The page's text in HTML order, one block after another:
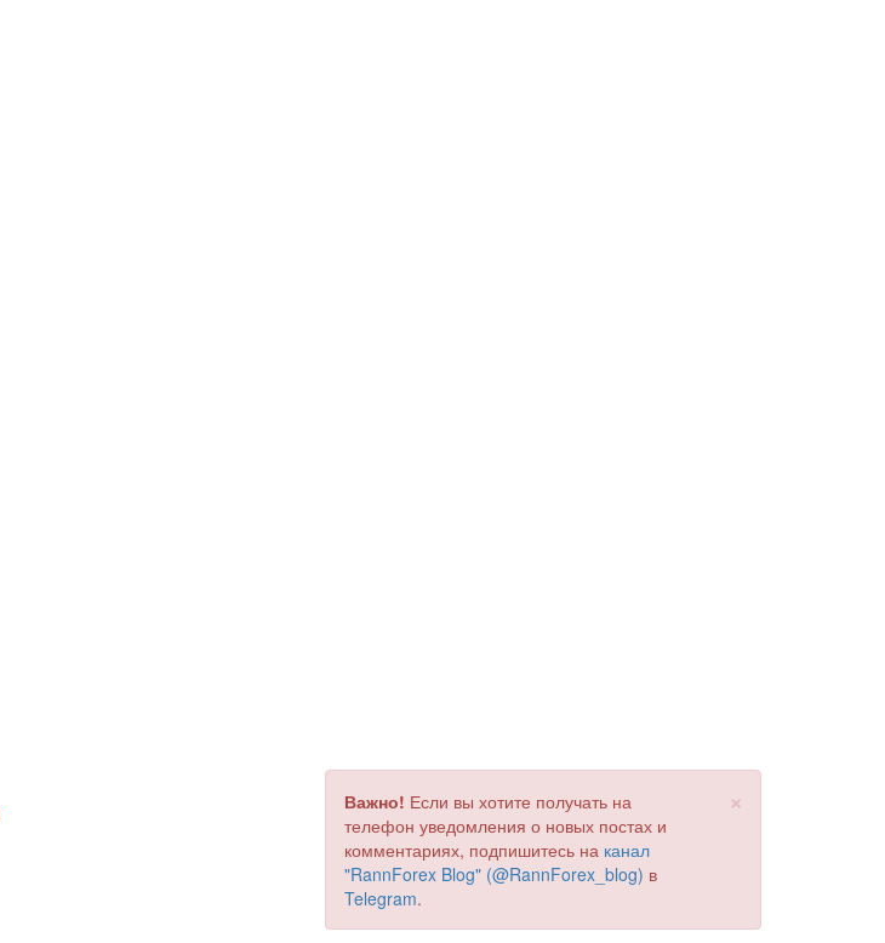
×
Важно! Если вы хотите получать на
телефон уведомления о новых постах и
комментариях, подпишитесь на канал
"RannForex Blog" (@RannForex_blog) в
Telegram.